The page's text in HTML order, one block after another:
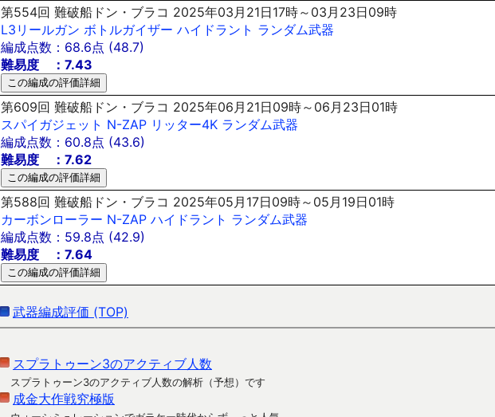
第554回 難破船ドン・ブラコ 2025年03月21日17時～03月23日09時
L3リールガン ボトルガイザー ハイドラント ランダム武器
編成点数：68.6点 (48.7)
難易度 ：7.43
第609回 難破船ドン・ブラコ 2025年06月21日09時～06月23日01時
スパイガジェット N-ZAP リッター4K ランダム武器
編成点数：60.8点 (43.6)
難易度 ：7.62
第588回 難破船ドン・ブラコ 2025年05月17日09時～05月19日01時
カーボンローラー N-ZAP ハイドラント ランダム武器
編成点数：59.8点 (42.9)
難易度 ：7.64
武器編成評価 (TOP)
スプラトゥーン3のアクティブ人数
スプラトゥーン3のアクティブ人数の解析（予想）です
成金大作戦究極版